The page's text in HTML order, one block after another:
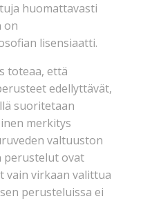
huomattavasti
on
lisensiaatti.
toteaa, että
edellyttävät,
suoritetaan
merkitys
valtuuston
perustelut ovat
vain virkaan valittua
perusteluissa ei